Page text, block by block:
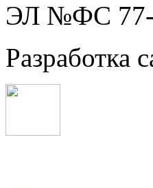
ЭЛ №ФС 77-
Разработка